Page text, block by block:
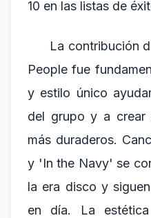
10 en las listas de
La contribución
People fue
y estilo único
del grupo y a crear
más duraderos.
y 'In the Navy' se
la era disco y
en día. La